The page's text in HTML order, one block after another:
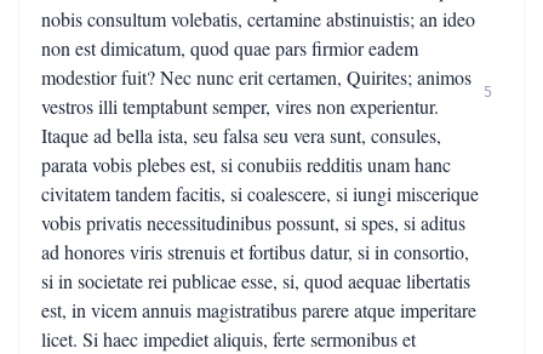
nobis consultum volebatis, certamine abstinuistis; an ideo
non est dimicatum, quod quae pars firmior eadem
modestior fuit? Nec nunc erit certamen, Quirites; animos
vestros illi temptabunt semper, vires non experientur.
Itaque ad bella ista, seu falsa seu vera sunt, consules,
parata vobis plebes est, si conubiis redditis unam hanc
civitatem tandem facitis, si coalescere, si iungi miscerique
vobis privatis necessitudinibus possunt, si spes, si aditus
ad honores viris strenuis et fortibus datur, si in consortio,
si in societate rei publicae esse, si, quod aequae libertatis
est, in vicem annuis magistratibus parere atque imperitare
licet. Si haec impediet aliquis, ferte sermonibus et
5